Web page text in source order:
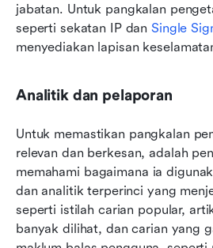
jabatan. Untuk pangkalan
seperti sekatan IP dan Single
menyediakan lapisan
Analitik dan pelaporan
Untuk memastikan pangkalan
relevan dan berkesan, adalah
memahami bagaimana ia
dan analitik terperinci yang
seperti istilah carian popular,
banyak dilihat, dan carian yang